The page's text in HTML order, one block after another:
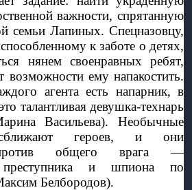
важности, спрятанную
семьи Лапиных. Спецназовцу,
к заботе о детях,
нянем своенравных ребят,
возможности ему напакостить.
агента есть напарник, в
талантливая девушка-технарь
Васильева). Необычные
сближают героев, и они
против общего врага —
преступника и шпиона по
Белбородов).